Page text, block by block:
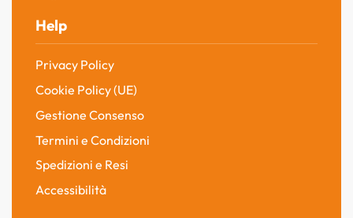
Help
Privacy Policy
Cookie Policy (UE)
Gestione Consenso
Termini e Condizioni
Spedizioni e Resi
Accessibilità